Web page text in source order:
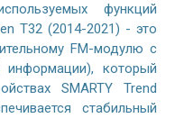
функций
T32 (2014-2021) - это
FM-модулю с
информации), который
SMARTY Trend
стабильный